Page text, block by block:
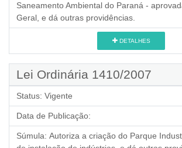
Saneamento Ambiental do Paraná -
Geral, e dá outras providências.
DETALHES
Lei Ordinária 1410/2007
Status: Vigente
Data de Publicação:
Súmula: Autoriza a criação do Parque